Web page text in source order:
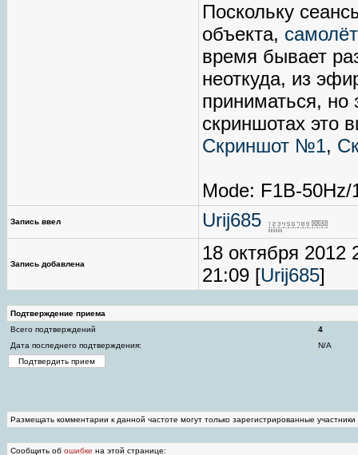
Поскольку
объекта,
время бывает
неоткуда, из
приниматься, но
скриншотах это
Скриншот №1,
Mode: F1B-
Запись ввел Urij685
Запись добавлена
18 октября 2012
21:09 [Urij685]
Подтверждение приема
Всего подтверждений
4
Дата последнего подтверждения:
N/A
Размещать комментарии к данной частоте могут только зарегистрированные
Сообщить об ошибке на этой странице: